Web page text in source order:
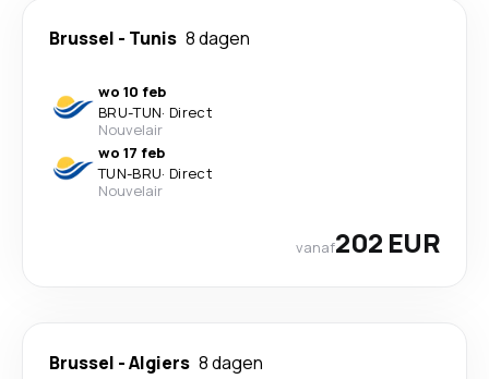
Brussel - Tunis 8 dagen
wo 10 feb
BRU-TUN· Direct
Nouvelair
wo 17 feb
TUN-BRU· Direct
Nouvelair
vanaf202 EUR
Brussel -Algiers 8 dagen